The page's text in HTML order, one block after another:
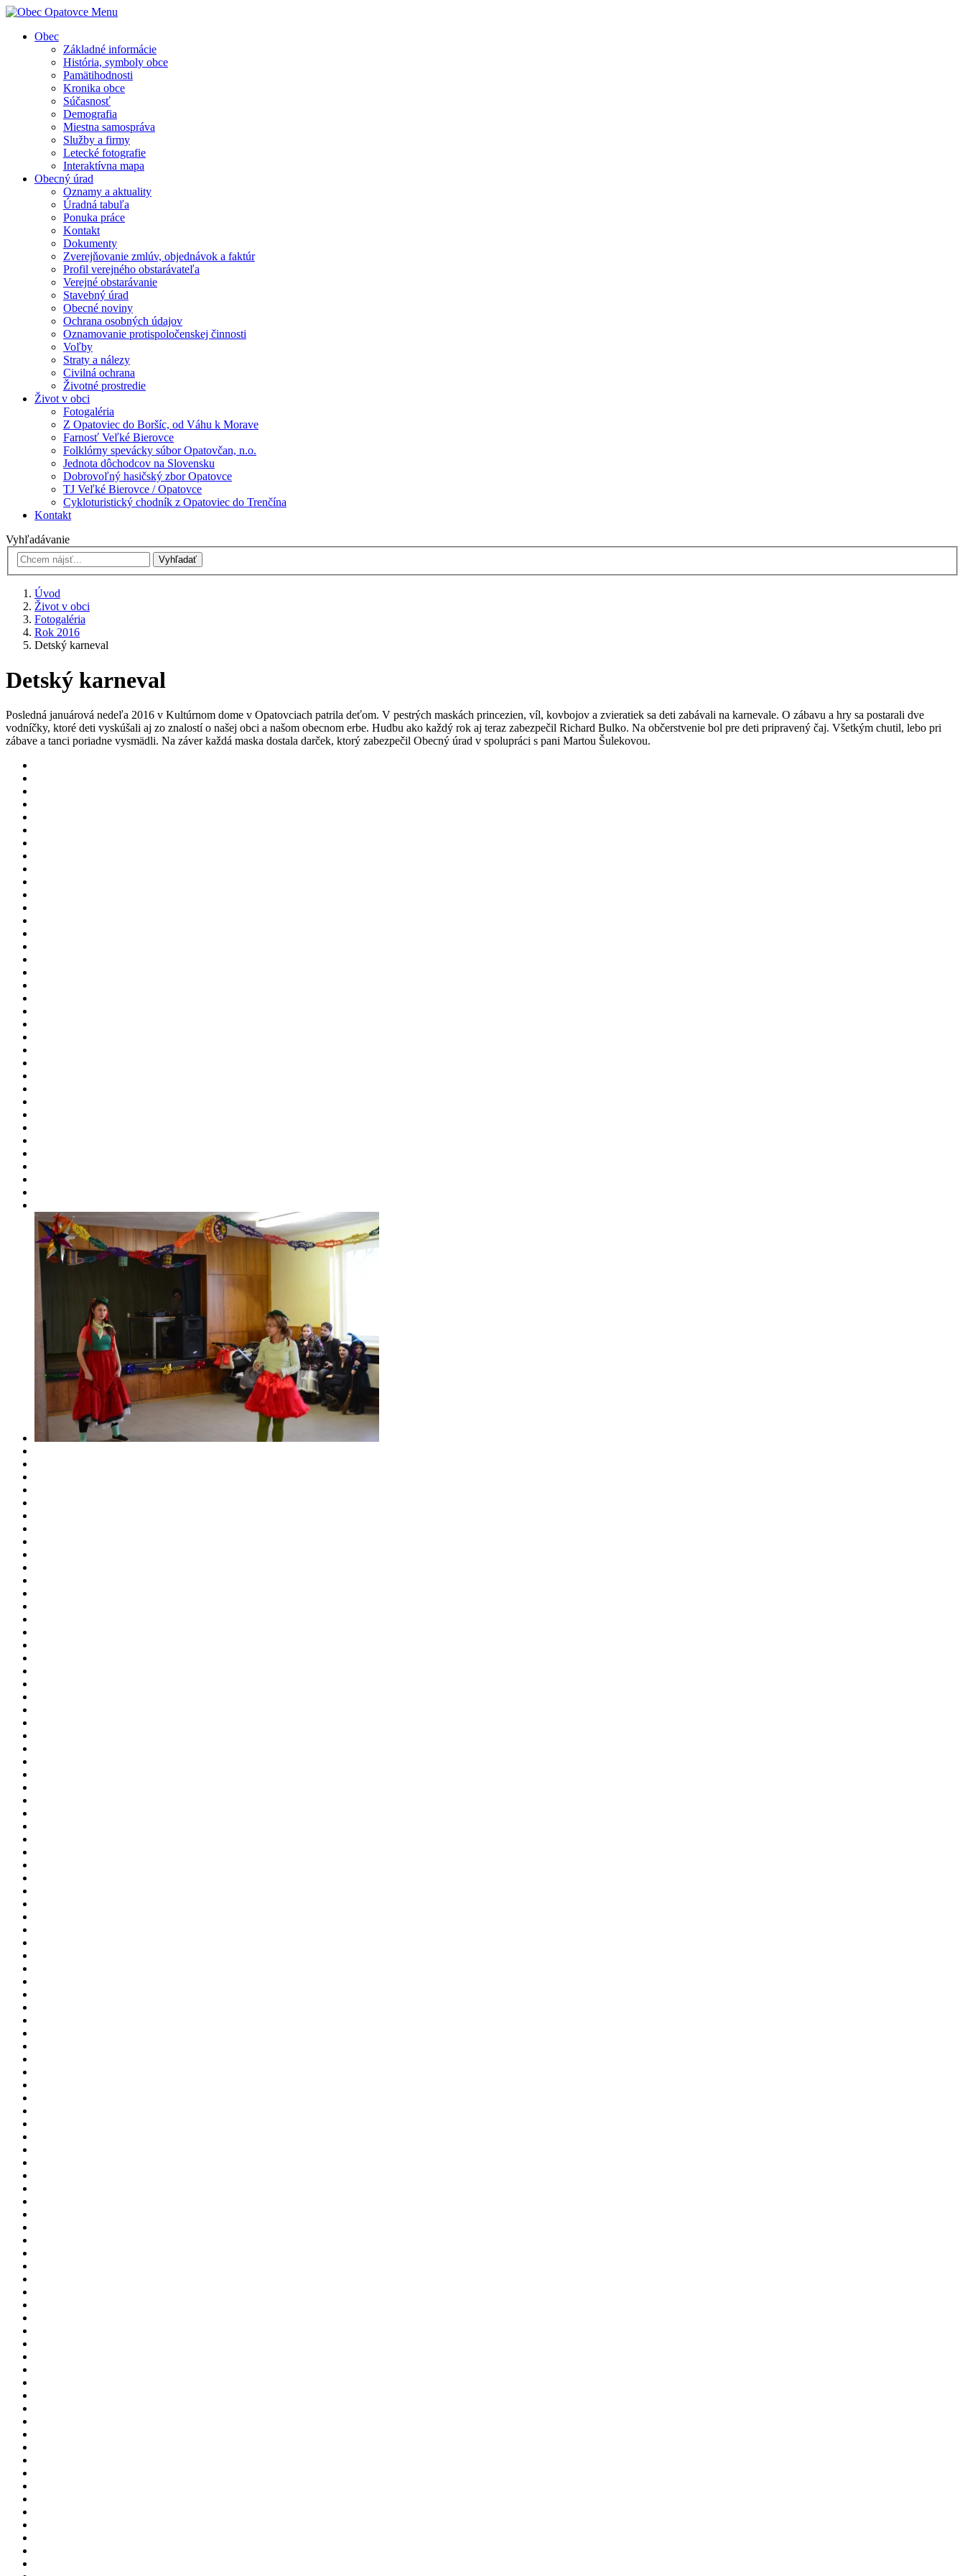
Menu
Obec
Základné informácie
História, symboly obce
Pamätihodnosti
Kronika obce
Súčasnosť
Demografia
Miestna samospráva
Služby a firmy
Letecké fotografie
Interaktívna mapa
Obecný úrad
Oznamy a aktuality
Úradná tabuľa
Ponuka práce
Kontakt
Dokumenty
Zverejňovanie zmlúv, objednávok a faktúr
Profil verejného obstarávateľa
Verejné obstarávanie
Stavebný úrad
Obecné noviny
Ochrana osobných údajov
Oznamovanie protispoločenskej činnosti
Voľby
Straty a nálezy
Civilná ochrana
Životné prostredie
Život v obci
Fotogaléria
Z Opatoviec do Boršíc, od Váhu k Morave
Farnosť Veľké Bierovce
Folklórny spevácky súbor Opatovčan, n.o.
Jednota dôchodcov na Slovensku
Dobrovoľný hasičský zbor Opatovce
TJ Veľké Bierovce / Opatovce
Cykloturistický chodník z Opatoviec do Trenčína
Kontakt
Vyhľadávanie
Vyhľadať
Úvod
Život v obci
Fotogaléria
Rok 2016
Detský karneval
Detský karneval
Posledná januárová nedeľa 2016 v Kultúrnom dome v Opatovciach patrila deťom. V pestrých maskách princezien, víl, kovbojov a zvieratiek sa deti zabávali na karnevale. O zábavu a hry sa postarali dve
vodníčky, ktoré deti vyskúšali aj zo znalostí o našej obci a našom obecnom erbe. Hudbu ako každý rok aj teraz zabezpečil Richard Bulko. Na občerstvenie bol pre deti pripravený čaj. Všetkým chutil, lebo pri
zábave a tanci poriadne vysmädli. Na záver každá maska dostala darček, ktorý zabezpečil Obecný úrad v spolupráci s pani Martou Šulekovou.